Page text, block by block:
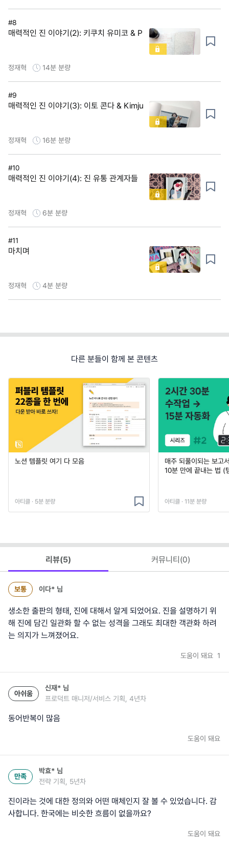
#8
매력적인 진 이야기(2): 키쿠치 유미코 & P
정재혁 14분 분량
#9
매력적인 진 이야기(3): 이토 콘다 & Kimju
정재혁 16분 분량
#10
매력적인 진 이야기(4): 진 유통 관계자들
정재혁 6분 분량
#11
마치며
정재혁 4분 분량
다른 분들이 함께 본 콘텐츠
노션 템플릿 여기 다 모음
아티클 · 5분 분량
매주 되풀이되는 보고
10분 만에 끝내는 법 (
아티클 · 11분 분량
리뷰(5) 커뮤니티(0)
보통 이다* 님
생소한 출판의 형태, 진에 대해서 알게 되었어요. 진을 설명하기 위
해 진에 담긴 일관화 할 수 없는 성격을 그래도 최대한 객관화 하려
는 의지가 느껴졌어요.
도움이 돼요 1
아쉬움
신재* 님
프로덕트 매니저/서비스 기획, 4년차
동어반복이 많음
도움이 돼요
만족
박효* 님
전략 기획, 5년차
진이라는 것에 대한 정의와 어떤 매체인지 잘 볼 수 있었습니다. 감
사합니다. 한국에는 비슷한 흐름이 없을까요?
도움이 돼요